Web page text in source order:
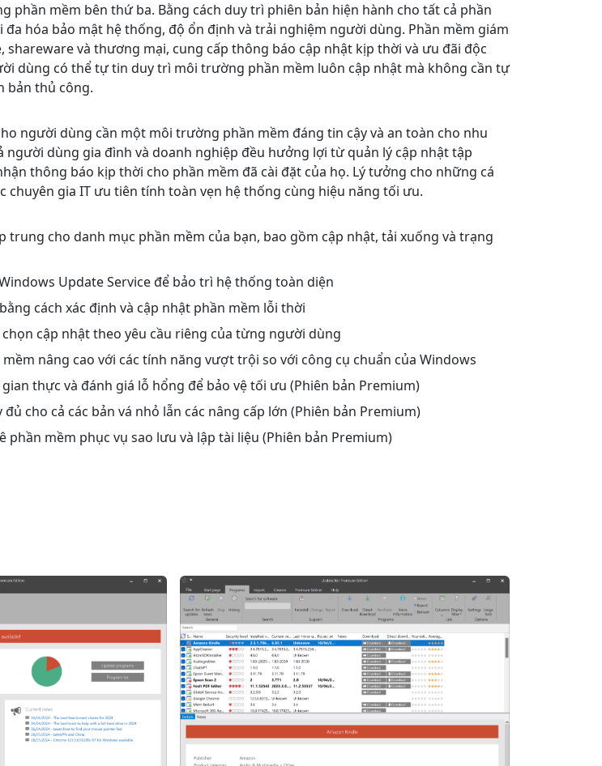
phần mềm bên thứ ba. Bằng cách duy trì phiên bản hiện hành cho tất cả phần
đa hóa bảo mật hệ thống, độ ổn định và trải nghiệm người dùng. Phần mềm giám
shareware và thương mại, cung cấp thông báo cập nhật kịp thời và ưu đãi độc
dùng có thể tự tin duy trì môi trường phần mềm luôn cập nhật mà không cần tự
bản thủ công.
người dùng cần một môi trường phần mềm đáng tin cậy và an toàn cho nhu
người dùng gia đình và doanh nghiệp đều hưởng lợi từ quản lý cập nhật tập
thông báo kịp thời cho phần mềm đã cài đặt của họ. Lý tưởng cho những cá
chuyên gia IT ưu tiên tính toàn vẹn hệ thống cùng hiệu năng tối ưu.
trung cho danh mục phần mềm của bạn, bao gồm cập nhật, tải xuống và trạng
Update Service để bảo trì hệ thống toàn diện
cách xác định và cập nhật phần mềm lỗi thời
cập nhật theo yêu cầu riêng của từng người dùng
nâng cao với các tính năng vượt trội so với công cụ chuẩn của Windows
thực và đánh giá lỗ hổng để bảo vệ tối ưu (Phiên bản Premium)
cho cả các bản vá nhỏ lẫn các nâng cấp lớn (Phiên bản Premium)
phần mềm phục vụ sao lưu và lập tài liệu (Phiên bản Premium)